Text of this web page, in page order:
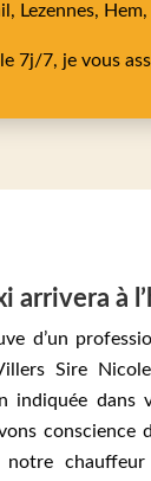
Lezennes, Hem,
7j/7, je vous
arrivera à
d’un
Sire
indiquée dans
conscience
notre